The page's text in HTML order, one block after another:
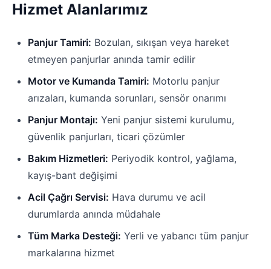
Hizmet Alanlarımız
Panjur Tamiri: Bozulan, sıkışan veya hareket
etmeyen panjurlar anında tamir edilir
Motor ve Kumanda Tamiri: Motorlu panjur
arızaları, kumanda sorunları, sensör onarımı
Panjur Montajı: Yeni panjur sistemi kurulumu,
güvenlik panjurları, ticari çözümler
Bakım Hizmetleri: Periyodik kontrol, yağlama,
kayış-bant değişimi
Acil Çağrı Servisi: Hava durumu ve acil
durumlarda anında müdahale
Tüm Marka Desteği: Yerli ve yabancı tüm panjur
markalarına hizmet